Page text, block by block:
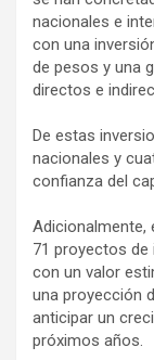
nacionales e
con una
de pesos y una
directos e
De estas
nacionales y
confianza del
Adicionalmente,
71 proyectos
con un valor
una proyección
anticipar un
próximos años.